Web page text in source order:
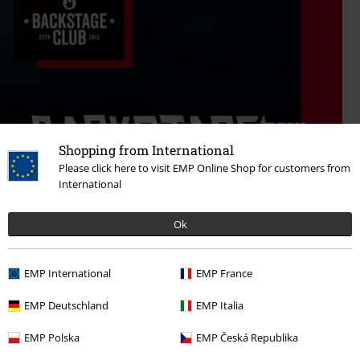
Shopping from International
Please click here to visit EMP Online Shop for customers from
International
Ok
EMP International EMP France
EMP Deutschland EMP Italia
EMP Polska EMP Česká Republika